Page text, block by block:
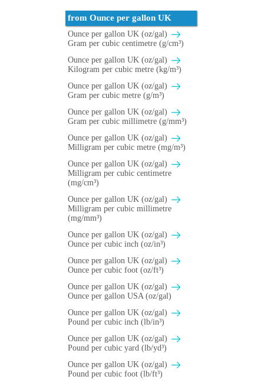
from Ounce per gallon UK
Ounce per gallon UK (oz/gal)
Gram per cubic centimetre (g/cm³)
Ounce per gallon UK (oz/gal)
Kilogram per cubic metre (kg/m³)
Ounce per gallon UK (oz/gal)
Gram per cubic metre (g/m³)
Ounce per gallon UK (oz/gal)
Gram per cubic millimetre (g/mm³)
Ounce per gallon UK (oz/gal)
Milligram per cubic metre (mg/m³)
Ounce per gallon UK (oz/gal)
Milligram per cubic centimetre
(mg/cm³)
Ounce per gallon UK (oz/gal)
Milligram per cubic millimetre
(mg/mm³)
Ounce per gallon UK (oz/gal)
Ounce per cubic inch (oz/in³)
Ounce per gallon UK (oz/gal)
Ounce per cubic foot (oz/ft³)
Ounce per gallon UK (oz/gal)
Ounce per gallon USA (oz/gal)
Ounce per gallon UK (oz/gal)
Pound per cubic inch (lb/in³)
Ounce per gallon UK (oz/gal)
Pound per cubic yard (lb/yd³)
Ounce per gallon UK (oz/gal)
Pound per cubic foot (lb/ft³)